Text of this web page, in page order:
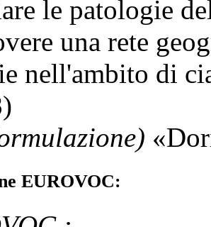
le patologie
una rete
nell'ambito di
«
EUROVOC: